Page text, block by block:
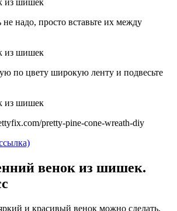
надо, просто вставьте их между
по цвету широкую ленту и подвесьте
pretty-pine-cone-wreath-diy
венок из шишек.
и красивый венок можно сделать,